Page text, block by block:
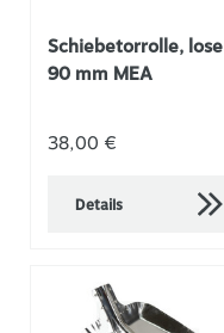
Schiebetorrolle, lose
90 mm MEA
38,00 €
Details